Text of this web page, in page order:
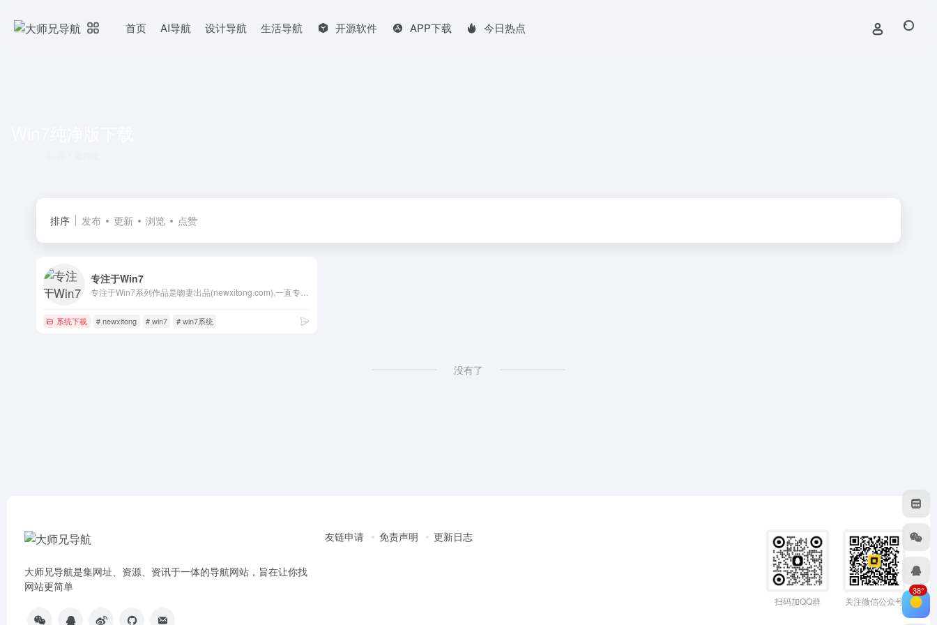
首页 AI导航 设计导航 生活导航 开源软件 APP下载 今日热点
排序 发布 更新 浏览 点赞
专注于Win7
系统下载 # newxitong # win7 # win7系统
没有了
大师兄导航是集网址、资源、资讯于一体的导航网站，旨在让你找
网站更简单
友链申请 免责声明 更新日志
扫码加QQ群 关注微信公众号
38°